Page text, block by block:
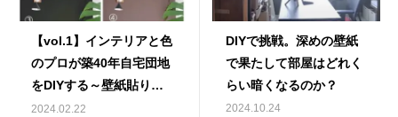
【vol.1】インテリアと色
のプロが築40年自宅団地
をDIYする～壁紙貼り編
～
2024.02.22
DIYで挑戦。深めの壁紙
で果たして部屋はどれく
らい暗くなるのか？
2024.10.24